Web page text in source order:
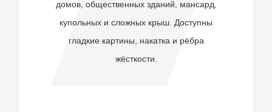
домов, общественных зданий, мансард,
купольных и сложных крыш. Доступны
гладкие картины, накатка и рёбра
жёсткости.